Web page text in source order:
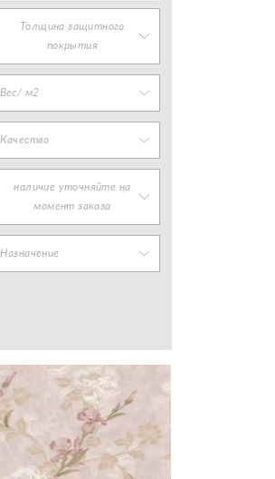
Толщина защитного
покрытия
Вес/ м2
Качество
наличие уточняйте на
момент заказа
Назначение